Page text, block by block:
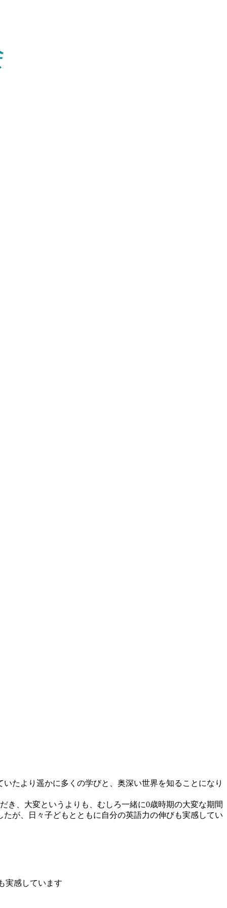
たより遥かに多くの学びと、奥深い世界を知ることになり
き、大変というよりも、むしろ一緒に0歳時期の大変な期間
が、日々子どもとともに自分の英語力の伸びも実感してい
実感しています